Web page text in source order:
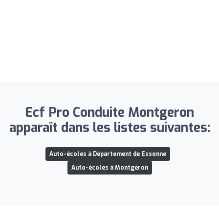
Ecf Pro Conduite Montgeron
apparaît dans les listes suivantes:
Auto-écoles à Département de Essonne
Auto-écoles à Montgeron